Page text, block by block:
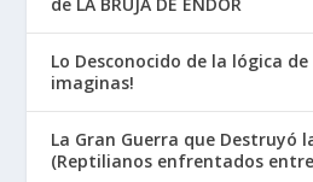
de LA BRUJA DE ENDOR
Lo Desconocido de la lógica
imaginas!
La Gran Guerra que Destruyó
(Reptilianos enfrentados